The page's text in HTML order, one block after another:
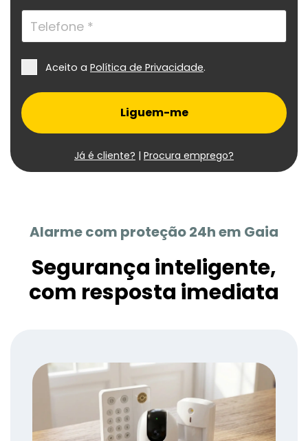
Aceito a Política de Privacidade.
Liguem-me
Já é cliente? | Procura emprego?
Alarme com proteção 24h em Gaia
Segurança inteligente,
com resposta imediata